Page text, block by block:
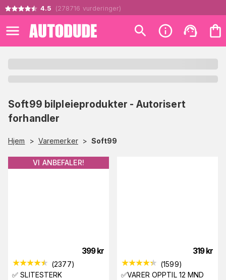
4.5 (278716 vurderinger)
Soft99 bilpleieprodukter - Autorisert
forhandler
Hjem > Varemerker > Soft99
VI ANBEFALER!
399 kr
(2377)
✅ SLITESTERK
319 kr
(1599)
✅VARER OPPTIL 12 MND